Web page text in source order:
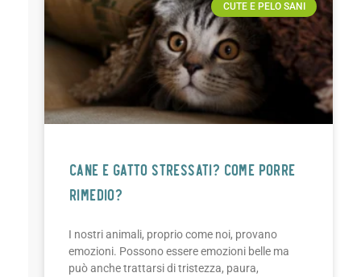
CUTE E PELO SANI
CANE E GATTO STRESSATI? Come porre
rimedio?
I nostri animali, proprio come noi, provano
emozioni. Possono essere emozioni belle ma
può anche trattarsi di tristezza, paura,